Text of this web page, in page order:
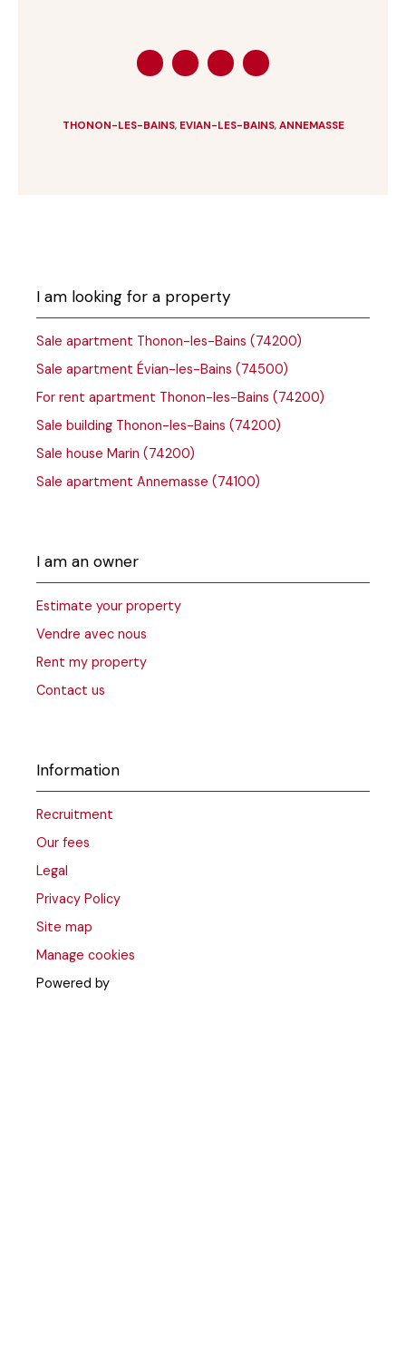
THONON-LES-BAINS, EVIAN-LES-BAINS, ANNEMASSE
I am looking for a property
Sale apartment Thonon-les-Bains (74200)
Sale apartment Évian-les-Bains (74500)
For rent apartment Thonon-les-Bains (74200)
Sale building Thonon-les-Bains (74200)
Sale house Marin (74200)
Sale apartment Annemasse (74100)
I am an owner
Estimate your property
Vendre avec nous
Rent my property
Contact us
Information
Recruitment
Our fees
Legal
Privacy Policy
Site map
Manage cookies
Powered by